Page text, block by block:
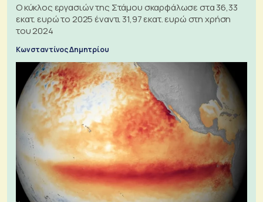
Ο κύκλος εργασιών της Στάμου σκαρφάλωσε στα 36,33
εκατ. ευρώ το 2025 έναντι 31,97 εκατ. ευρώ στη χρήση
του 2024
Κωνσταντίνος Δημητρίου